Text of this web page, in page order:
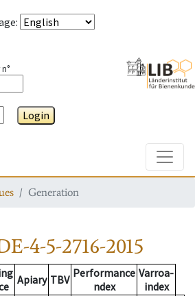
:
Login
Generation
4-5-2716-2015
Apiary TBV Performance
ndex
Varroa-
index